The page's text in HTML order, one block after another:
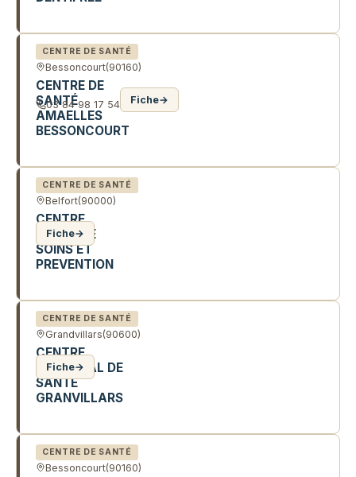
CENTRE DE SANTÉ
Bessoncourt(90160)
CENTRE DE
SANTÉ
AMAELLES
BESSONCOURT
03 84 98 17 54 Fiche→
CENTRE DE SANTÉ
Belfort(90000)
CENTRE
DENTAIRE
SOINS ET
PREVENTION
Fiche→
CENTRE DE SANTÉ
Grandvillars(90600)
CENTRE
MUNICIPAL DE
SANTÉ
GRANVILLARS
Fiche→
CENTRE DE SANTÉ
Bessoncourt(90160)